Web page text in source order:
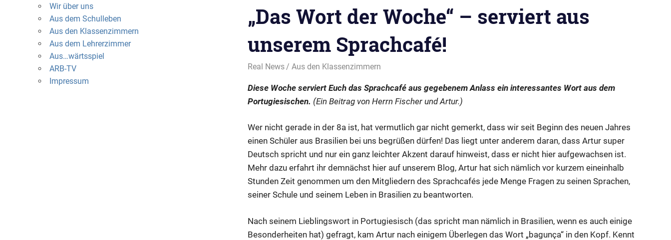
„Das Wort der Woche“ – serviert aus
unserem Sprachcafé!
24. Februar 2025
Real News Aus den Klassenzimmern
Diese Woche serviert Euch das Sprachcafé aus gegebenem Anlass ein interessantes Wort aus dem
Portugiesischen. (Ein Beitrag von Herrn Fischer und Artur.)
Wer nicht gerade in der 8a ist, hat vermutlich gar nicht gemerkt, dass wir seit Beginn des neuen Jahres
einen Schüler aus Brasilien bei uns begrüßen dürfen! Das liegt unter anderem daran, dass Artur super
Deutsch spricht und nur ein ganz leichter Akzent darauf hinweist, dass er nicht hier aufgewachsen ist.
Mehr dazu erfahrt ihr demnächst hier auf unserem Blog, Artur hat sich nämlich vor kurzem eineinhalb
Stunden Zeit genommen um den Mitgliedern des Sprachcafés jede Menge Fragen zu seinen Sprachen,
seiner Schule und seinem Leben in Brasilien zu beantworten.
Nach seinem Lieblingswort in Portugiesisch (das spricht man nämlich in Brasilien, wenn es auch einige
Besonderheiten hat) gefragt, kam Artur nach einigem Überlegen das Wort „bagunça“ in den Kopf. Kennt
Wir über uns
Aus dem Schulleben
Aus den Klassenzimmern
Aus dem Lehrerzimmer
Aus…wärtsspiel
ARB-TV
Impressum